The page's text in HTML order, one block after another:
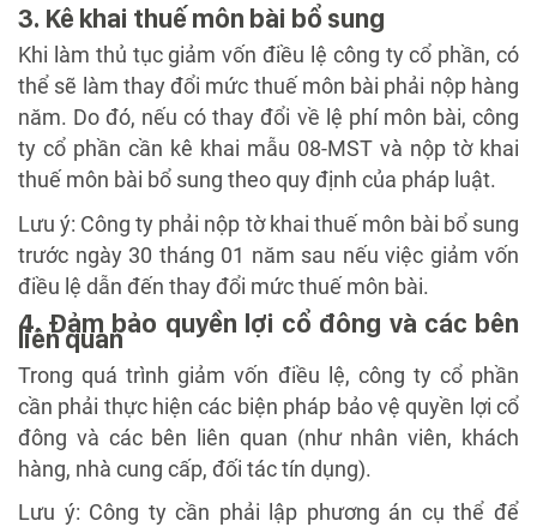
3. Kê khai thuế môn bài bổ sung
Khi làm thủ tục giảm vốn điều lệ công ty cổ phần, có
thể sẽ làm thay đổi mức thuế môn bài phải nộp hàng
năm. Do đó, nếu có thay đổi về lệ phí môn bài, công
ty cổ phần cần kê khai mẫu 08-MST và nộp tờ khai
thuế môn bài bổ sung theo quy định của pháp luật.
Lưu ý: Công ty phải nộp tờ khai thuế môn bài bổ sung
trước ngày 30 tháng 01 năm sau nếu việc giảm vốn
điều lệ dẫn đến thay đổi mức thuế môn bài.
4. Đảm bảo quyền lợi cổ đông và các bên
liên quan
Trong quá trình giảm vốn điều lệ, công ty cổ phần
cần phải thực hiện các biện pháp bảo vệ quyền lợi cổ
đông và các bên liên quan (như nhân viên, khách
hàng, nhà cung cấp, đối tác tín dụng).
Lưu ý: Công ty cần phải lập phương án cụ thể để